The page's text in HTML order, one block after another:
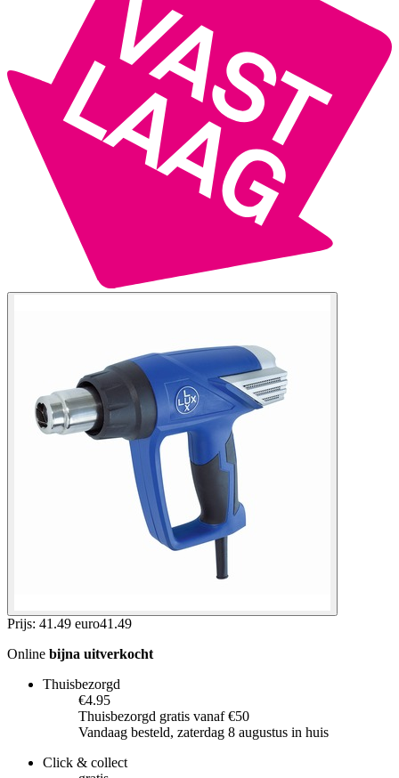
Prijs: 41.49 euro41 .49
Online bijna uitverkocht
Thuisbezorgd
€4.95
Thuisbezorgd gratis vanaf €50
Vandaag besteld, zaterdag 8 augustus in huis
Click & collect